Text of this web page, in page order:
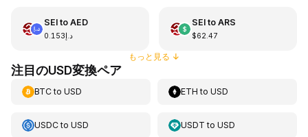
SEIto AED
د.إ0.153
SEIto ARS
$62.47
もっと見る ↓
注目のUSD変換ペア
BTCto USD ETH toUSD
USDCto USD USDT toUSD